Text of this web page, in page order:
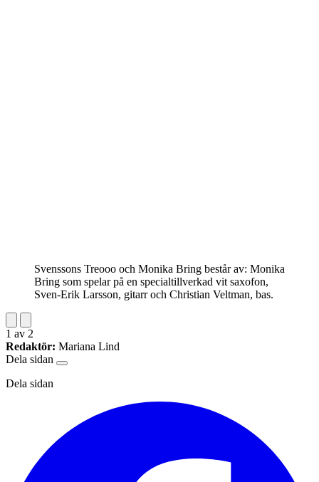
Svenssons Treooo och Monika Bring består av: Monika
Bring som spelar på en specialtillverkad vit saxofon,
Sven-Erik Larsson, gitarr och Christian Veltman, bas.
1 av 2
Redaktör: Mariana Lind
Dela sidan
Dela sidan